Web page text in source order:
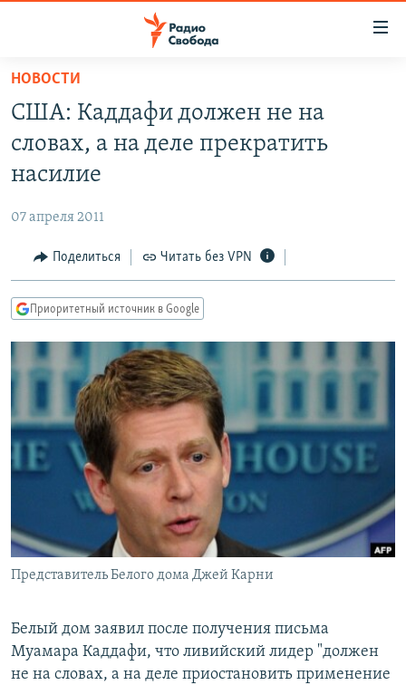
упрощенного
доступа
основному
Вернутся
Вернутся
поиску
МНЕНИЯ
КУЛЬТУРА
КАВКАЗ.РЕАЛИИ
СЕВЕР.РЕАЛИИ
СИБИРЬ.РЕАЛИИ
РАСПИСАНИЕ ВЕЩАНИЯ
ПОДПИШИТЕСЬ НА РАССЫЛКУ
СОЦИАЛЬНЫЕ СЕТИ
Все сайты РСЕ/РС
НОВОСТИ
США: Каддафи должен не на
словах, а на деле прекратить
насилие
07 апреля 2011
Поделиться Читать без VPN
Приоритетный источник в Google
Представитель Белого дома Джей Карни
Белый дом заявил после получения письма
Муамара Каддафи, что ливийский лидер "должен
не на словах, а на деле приостановить применение